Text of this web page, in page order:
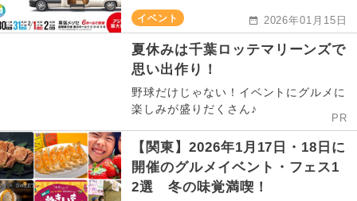
イベント 2026年01月15日
夏休みは千葉ロッテマリーンズで
思い出作り！
野球だけじゃない！イベントにグルメに
楽しみが盛りだくさん♪
PR
【関東】2026年1月17日・18日に
開催のグルメイベント・フェス1
2選 冬の味覚満喫！